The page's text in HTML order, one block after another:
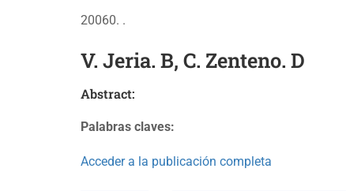
20060. .
V. Jeria. B, C. Zenteno. D
Abstract:
Palabras claves:
Acceder a la publicación completa